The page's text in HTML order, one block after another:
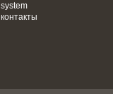
system
контакты